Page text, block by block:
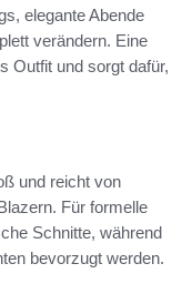
elegante Abende
verändern. Eine
Outfit und sorgt dafür,
und reicht von
Für formelle
Schnitte, während
bevorzugt werden.